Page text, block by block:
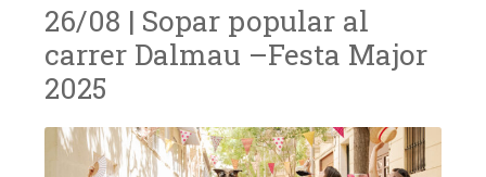
26/08 | Sopar popular al
carrer Dalmau –Festa Major
2025